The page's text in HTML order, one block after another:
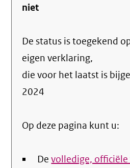
niet
De status is toegekend
eigen verklaring,
die voor het laatst is
2024
Op deze pagina kunt u:
Devolledige,